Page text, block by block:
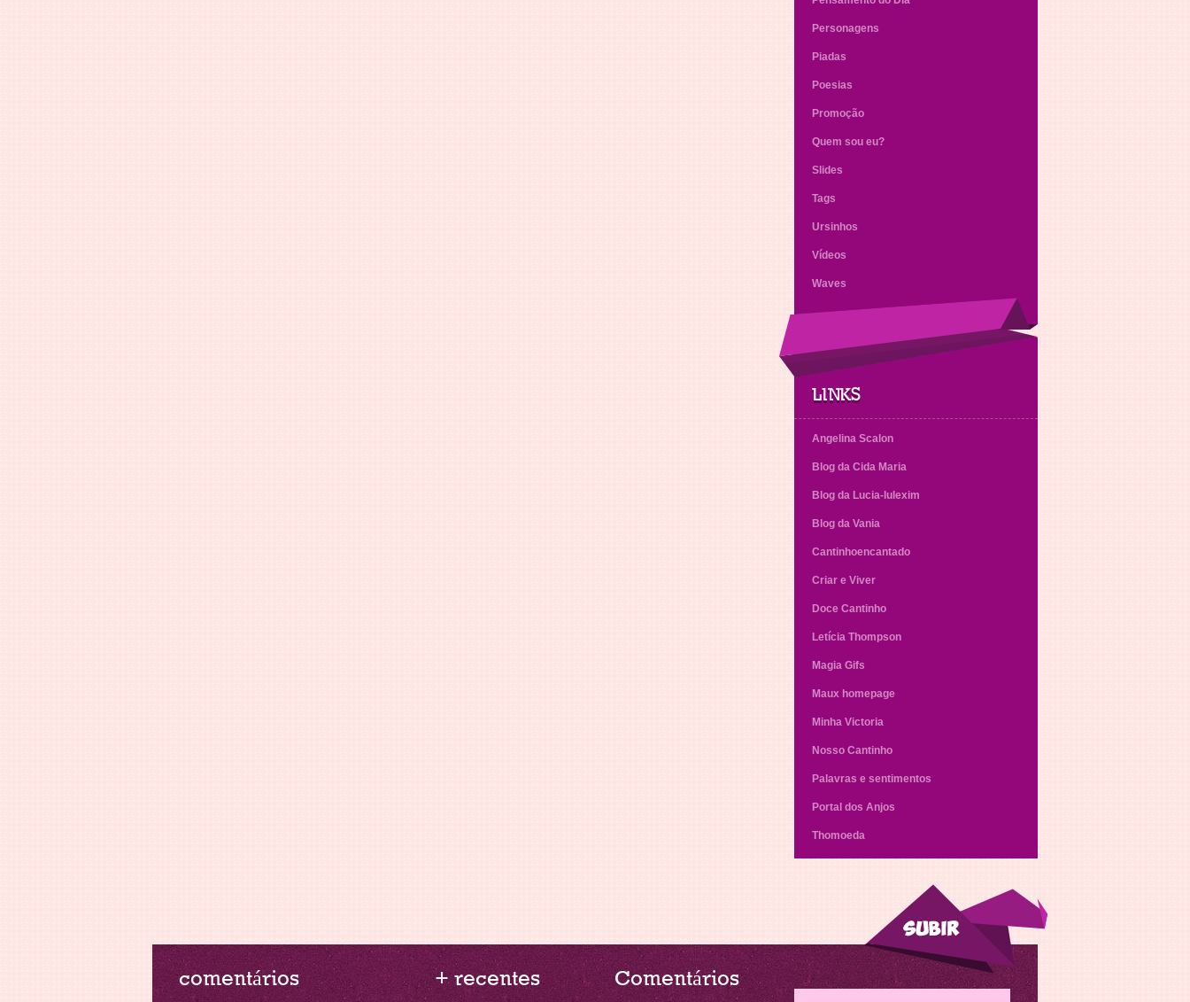
Personagens
Piadas
Poesias
Promoção
Quem sou eu?
Slides
Tags
Ursinhos
Vídeos
Waves
LINKS
Angelina Scalon
Blog da Cida Maria
Blog da Lucia-lulexim
Blog da Vania
Cantinhoencantado
Criar e Viver
Doce Cantinho
Letícia Thompson
Magia Gifs
Maux homepage
Minha Victoria
Nosso Cantinho
Palavras e sentimentos
Portal dos Anjos
Thomoeda
comentários + recentes Comentários